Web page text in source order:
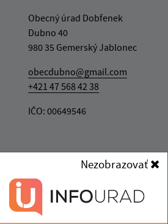
Nezobrazovať
Obecný úrad Dobfenek
Dubno 40
980 35 Gemerský Jablonec
obecdubno@gmail.com
+421 47 568 42 38
IČO: 00649546